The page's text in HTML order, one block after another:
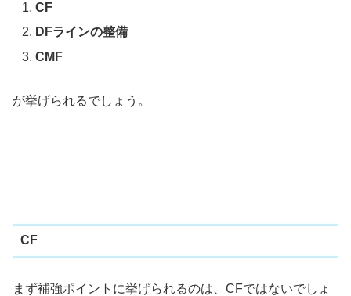
CF
DFラインの整備
CMF
が挙げられるでしょう。
CF
まず補強ポイントに挙げられるのは、CFではないでしょ